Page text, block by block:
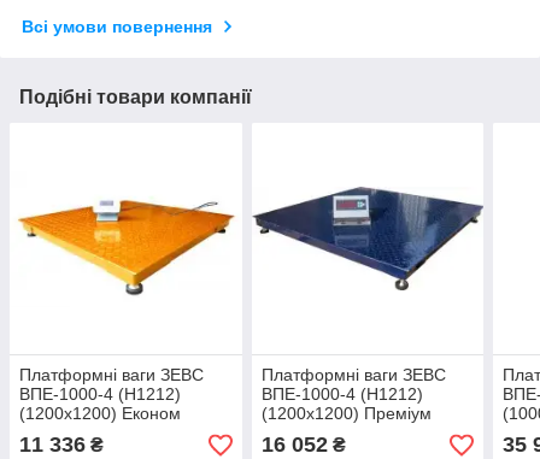
Всі умови повернення
Подібні товари компанії
Платформні ваги ЗЕВС
ВПЕ-1000-4 (H1212)
(1200х1200) Економ
11 336 ₴
Платформні ваги ЗЕВС
ВПЕ-1000-4 (H1212)
(1200х1200) Преміум
16 052₴ 35